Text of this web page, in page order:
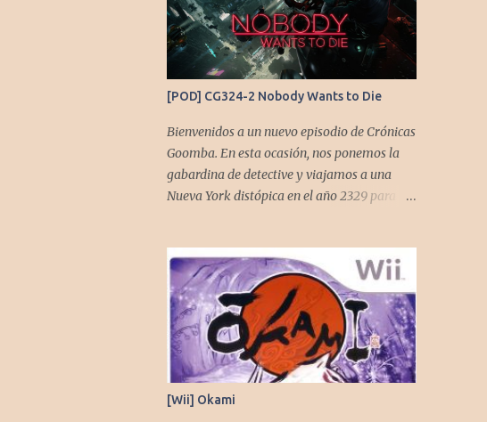
de su alta dificultad...
[POD] CG324-2 Nobody Wants to Die
Bienvenidos a un nuevo episodio de Crónicas
Goomba. En esta ocasión, nos ponemos la
gabardina de detective y viajamos a una
Nueva York distópica en el año 2329 para
fascinante thriller neo-noir de estética
cyberpunk, donde la inmortalidad es
posible... pero tiene un precio muy alto.
Acompañemos a @flagstaad quien pasó el
título en PS5 y junto a @GoombaVictor nos
cuenta sus impresiones y vivencias. El juego
está disponible para XBS, PS5 y PC. No sobra
comentarles que necesitamos su apoyo al
[Wii] Okami